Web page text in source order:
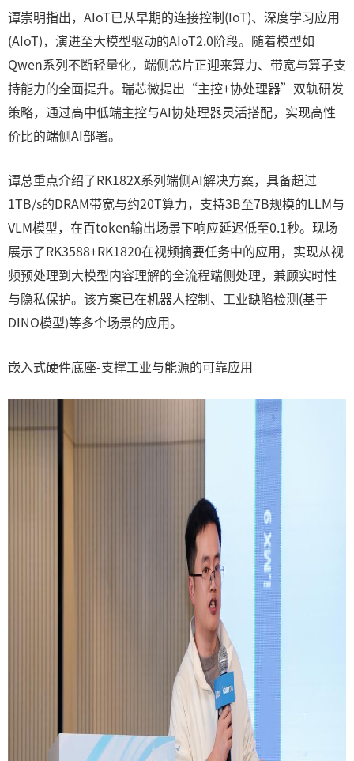
谭崇明指出，AIoT已从早期的连接控制(IoT)、深度学习应用
(AIoT)，演进至大模型驱动的AIoT2.0阶段。随着模型如
Qwen系列不断轻量化，端侧芯片正迎来算力、带宽与算子支
持能力的全面提升。瑞芯微提出“主控+协处理器”双轨研发
策略，通过高中低端主控与AI协处理器灵活搭配，实现高性
价比的端侧AI部署。
谭总重点介绍了RK182X系列端侧AI解决方案，具备超过
1TB/s的DRAM带宽与约20T算力，支持3B至7B规模的LLM与
VLM模型，在百token输出场景下响应延迟低至0.1秒。现场
展示了RK3588+RK1820在视频摘要任务中的应用，实现从视
频预处理到大模型内容理解的全流程端侧处理，兼顾实时性
与隐私保护。该方案已在机器人控制、工业缺陷检测(基于
DINO模型)等多个场景的应用。
嵌入式硬件底座-支撑工业与能源的可靠应用